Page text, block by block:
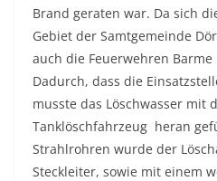
Brand geraten war. Da sich
Gebiet der Samtgemeinde
auch die Feuerwehren
Dadurch, dass die
musste das Löschwasser mit
Tanklöschfahrzeug heran
Strahlrohren wurde der
Steckleiter, sowie mit einem